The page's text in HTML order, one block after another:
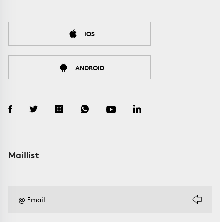
IOS
ANDROID
Maillist